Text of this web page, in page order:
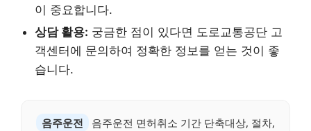
이 중요합니다.
상담 활용: 궁금한 점이 있다면 도로교통공단 고
객센터에 문의하여 정확한 정보를 얻는 것이 좋
습니다.
음주운전
음주운전 면허취소 기간 단축대상, 절차,